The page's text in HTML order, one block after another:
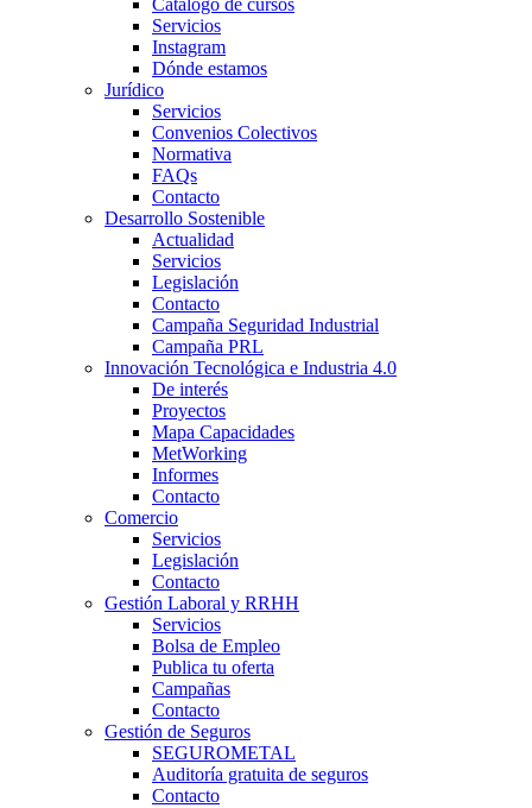
Catálogo de cursos
Servicios
Instagram
Dónde estamos
Jurídico
Servicios
Convenios Colectivos
Normativa
FAQs
Contacto
Desarrollo Sostenible
Actualidad
Servicios
Legislación
Contacto
Campaña Seguridad Industrial
Campaña PRL
Innovación Tecnológica e Industria 4.0
De interés
Proyectos
Mapa Capacidades
MetWorking
Informes
Contacto
Comercio
Servicios
Legislación
Contacto
Gestión Laboral y RRHH
Servicios
Bolsa de Empleo
Publica tu oferta
Campañas
Contacto
Gestión de Seguros
SEGUROMETAL
Auditoría gratuita de seguros
Contacto